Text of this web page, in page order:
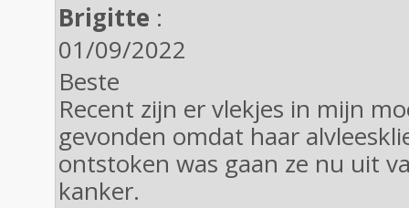
Brigitte :
01/09/2022
Beste
Recent zijn er vlekjes in mijn
gevonden omdat haar
ontstoken was gaan ze nu uit
kanker.